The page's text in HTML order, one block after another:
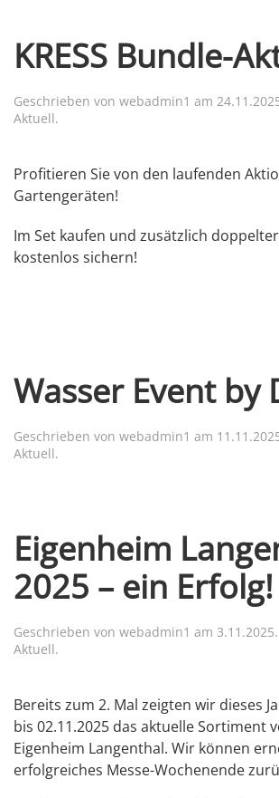
KRESS Bundle-
Geschrieben von webadmin1 am
Aktuell.
Profitieren Sie von den laufenden
Gartengeräten!
Im Set kaufen und zusätzlich
kostenlos sichern!
Wasser Event by
Geschrieben von webadmin1 am
Aktuell.
Eigenheim
2025 – ein Erfolg!
Geschrieben von webadmin1 am 3.11.2025
Aktuell.
Bereits zum 2. Mal zeigten wir dieses
bis 02.11.2025 das aktuelle Sortiment
Eigenheim Langenthal. Wir können
erfolgreiches Messe-Wochenende